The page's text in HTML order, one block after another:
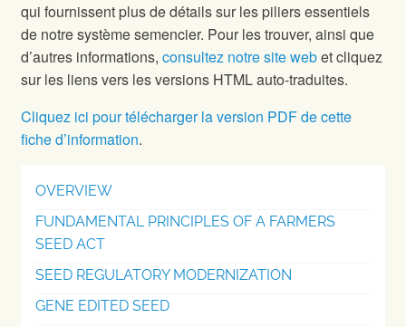
qui fournissent plus de détails sur les piliers essentiels
de notre système semencier. Pour les trouver, ainsi que
d’autres informations, consultez notre site webet cliquez
sur les liens vers les versions HTML auto-traduites.
Cliquez ici pour télécharger la version PDF de cette
fiche d’information.
OVERVIEW
FUNDAMENTAL PRINCIPLES OF A FARMERS
SEED ACT
SEED REGULATORY MODERNIZATION
GENE EDITED SEED